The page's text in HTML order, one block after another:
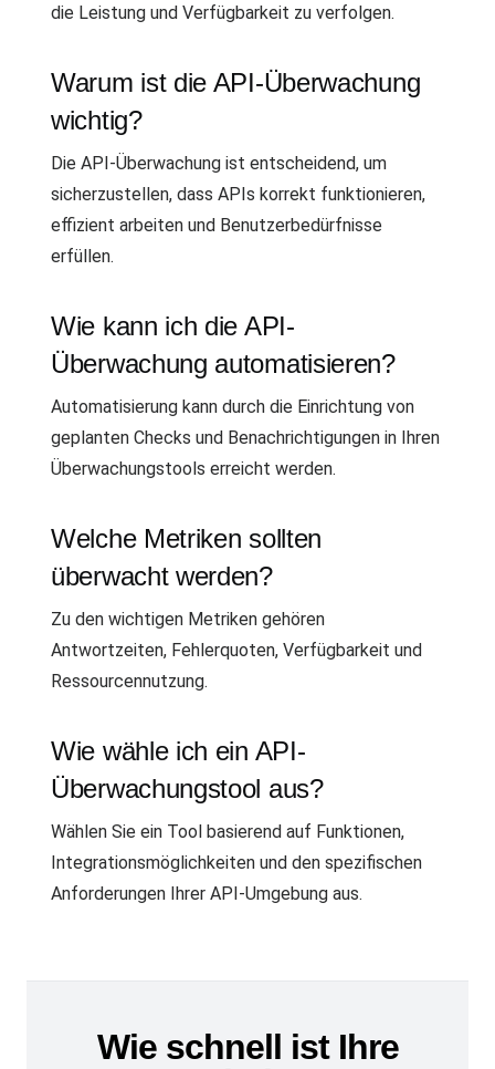
die Leistung und Verfügbarkeit zu verfolgen.
Warum ist die API-Überwachung
wichtig?
Die API-Überwachung ist entscheidend, um
sicherzustellen, dass APIs korrekt funktionieren,
effizient arbeiten und Benutzerbedürfnisse
erfüllen.
Wie kann ich die API-
Überwachung automatisieren?
Automatisierung kann durch die Einrichtung von
geplanten Checks und Benachrichtigungen in Ihren
Überwachungstools erreicht werden.
Welche Metriken sollten
überwacht werden?
Zu den wichtigen Metriken gehören
Antwortzeiten, Fehlerquoten, Verfügbarkeit und
Ressourcennutzung.
Wie wähle ich ein API-
Überwachungstool aus?
Wählen Sie ein Tool basierend auf Funktionen,
Integrationsmöglichkeiten und den spezifischen
Anforderungen Ihrer API-Umgebung aus.
Wie schnell ist Ihre